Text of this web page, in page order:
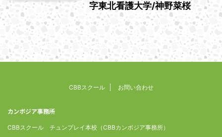
字東北看護大学/神野菜桜
CBBスクール お問い合わせ
カンボジア事務所
CBBスクール チュンプレイ本校（CBBカンボジア事務所）